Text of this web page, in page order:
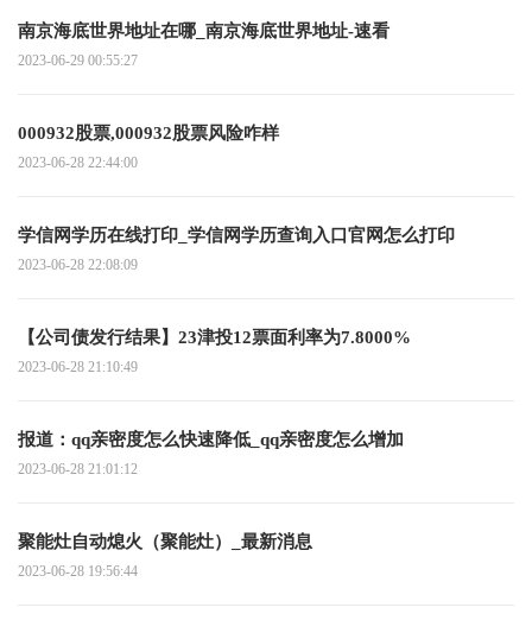
南京海底世界地址在哪_南京海底世界地址-速看
2023-06-29 00:55:27
000932股票,000932股票风险咋样
2023-06-28 22:44:00
学信网学历在线打印_学信网学历查询入口官网怎么打印
2023-06-28 22:08:09
【公司债发行结果】23津投12票面利率为7.8000%
2023-06-28 21:10:49
报道：qq亲密度怎么快速降低_qq亲密度怎么增加
2023-06-28 21:01:12
聚能灶自动熄火（聚能灶）_最新消息
2023-06-28 19:56:44